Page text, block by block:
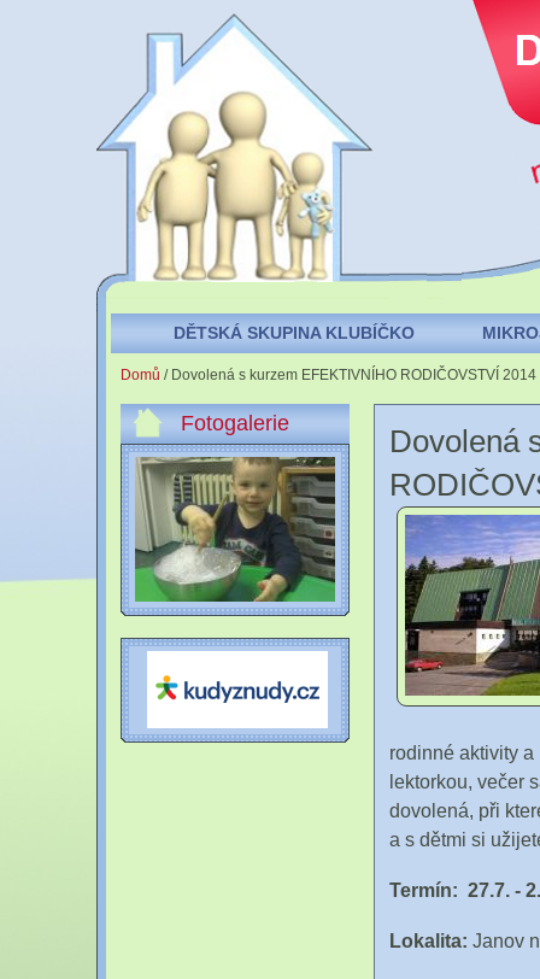
hlavnímu
DĚTSKÁ SKUPINA KLUBÍČKO
Jste zde
Domů / Dovolená s kurzem EFEKTIVNÍHO RODIČOVSTVÍ 2014
Dovolená
rodinné aktivity
lektorkou, večer
dovolená, při
a s dětmi si
Termín: 27.7. -
Lokalita: Janov
Fotogalerie